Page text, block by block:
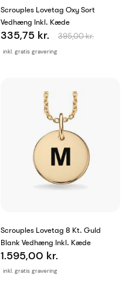
Scrouples Lovetag Oxy Sort
Vedhæng Inkl. Kæde
inkl. gratis gravering
335,75 kr. 395,00 kr.
Scrouples Lovetag 8 Kt. Guld
Blank Vedhæng Inkl. Kæde
inkl. gratis gravering
1.595,00 kr.